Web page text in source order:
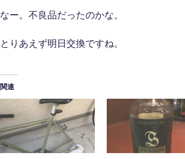
なー。不良品だったのかな。
とりあえず明日交換ですね。
関連